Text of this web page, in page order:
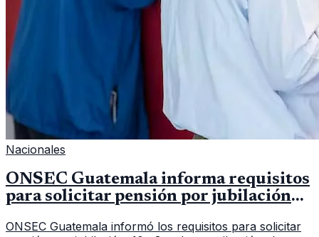
Nacionales
ONSEC Guatemala informa requisitos
para solicitar pensión por jubilación
ONSEC Guatemala informó los requisitos para solicitar